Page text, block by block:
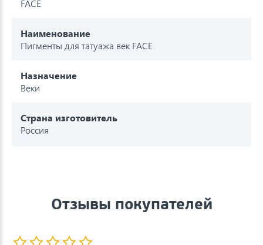
FACE
Наименование
Пигменты для татуажа век FACE
Назначение
Веки
Страна изготовитель
Россия
Отзывы покупателей